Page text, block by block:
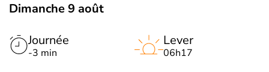
Dimanche 9 août
Journée
-3 min
Lever
06h17